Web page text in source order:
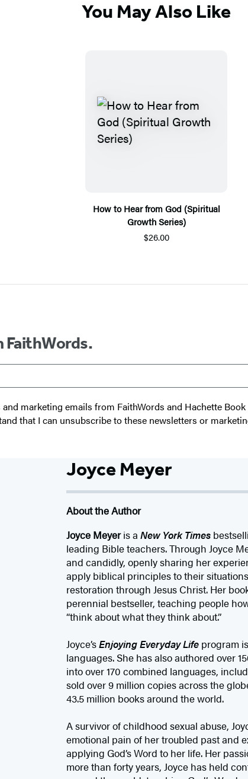
You May Also Like
How to Hear from God (Spiritual
Growth Series)
$26.00
FaithWords.
and marketing emails from FaithWords and Hachette
that I can unsubscribe to these newsletters or
Joyce Meyer
About the Author
Joyce Meyeris aNew York Times
leading Bible teachers. Through Joyce
and candidly, openly sharing her
apply biblical principles to their
restoration through Jesus Christ. Her
perennial bestseller, teaching people
“think about what they think about.”
Joyce’sEnjoying Everyday Life program
languages. She has also authored over
into over 170 combined languages,
sold over 9 million copies across the
43.5 million books around the world.
A survivor of childhood sexual abuse,
emotional pain of her troubled past and
applying God’s Word to her life. Her
more than forty years, Joyce has held